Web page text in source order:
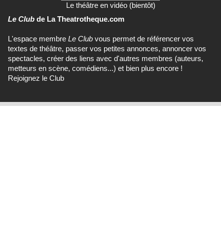
Le théâtre en vidéo (bientôt)
Le Club de La Theatrotheque.com
L'espace membre Le Club vous permet de référencer vos
textes de théâtre, passer vos petites annonces, annoncer vos
spectacles, créer des liens avec d'autres membres (auteurs,
metteurs en scène, comédiens...) et bien plus encore !
Rejoignez le Club